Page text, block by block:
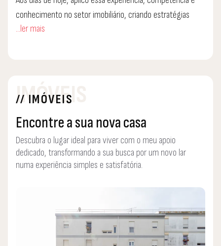
conhecimento no setor imobiliário, criando estratégias
personalizadas para cada cliente, regidas por valores, tais
cliente.
...ler mais
// IMÓVEIS
IMÓVEIS
Encontre a sua nova casa
Descubra o lugar ideal para viver com o meu apoio
dedicado, transformando a sua busca por um novo lar
numa experiência simples e satisfatória.